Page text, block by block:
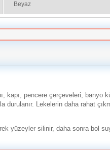
Beyaz
kapı, pencere çerçeveleri,
Lekelerin daha rahat
yüzeyler silinir, daha sonra bol